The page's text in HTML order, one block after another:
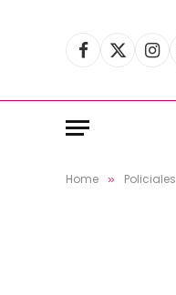
Facebook
X
Home » Policiales